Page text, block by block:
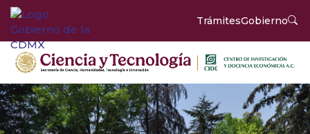
TrámitesGobierno